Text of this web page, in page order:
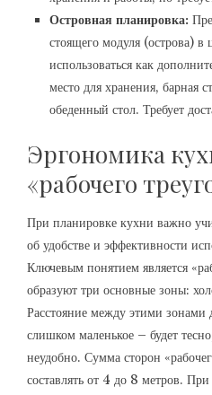
Островная планировка:
стоящего модуля (острова)
использоваться как
место для хранения, барная
обеденный стол. Требует
Эргономика
«рабочего
При планировке кухни важно
об удобстве и эффективности
Ключевым понятием является
образуют три основные зоны:
Расстояние между этими
слишком маленькое – будет
неудобно. Сумма сторон
составлять от 4 до 8 метров.